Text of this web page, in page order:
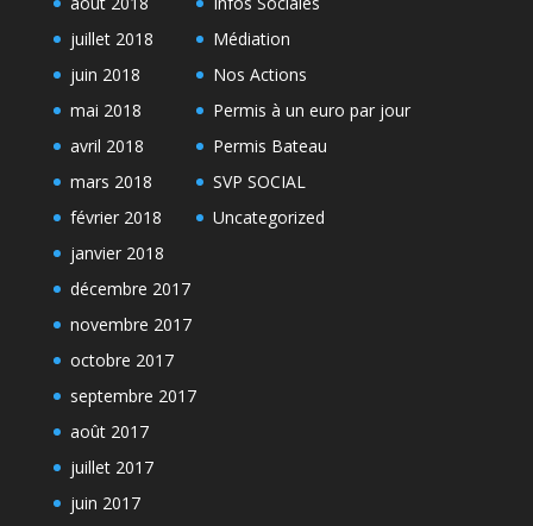
juillet 2018
juin 2018
mai 2018
avril 2018
mars 2018
février 2018
janvier 2018
décembre 2017
novembre 2017
octobre 2017
septembre 2017
août 2017
juillet 2017
juin 2017
Médiation
Nos Actions
Permis à un euro par jour
Permis Bateau
SVP SOCIAL
Uncategorized